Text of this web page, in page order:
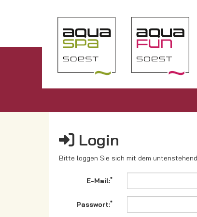
Login
Bitte loggen Sie sich mit dem
E-Mail:*
Passwort:*